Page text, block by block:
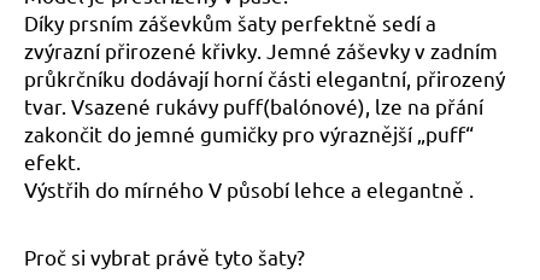
Díky prsním záševkům šaty perfektně sedí a
zvýrazní přirozené křivky. Jemné záševky v zadním
průkrčníku dodávají horní části elegantní, přirozený
tvar. Vsazené rukávy puff(balónové), lze na přání
zakončit do jemné gumičky pro výraznější „puff“
efekt.
Výstřih do mírného V působí lehce a elegantně .
Proč si vybrat právě tyto šaty?
u
j
e
m
e